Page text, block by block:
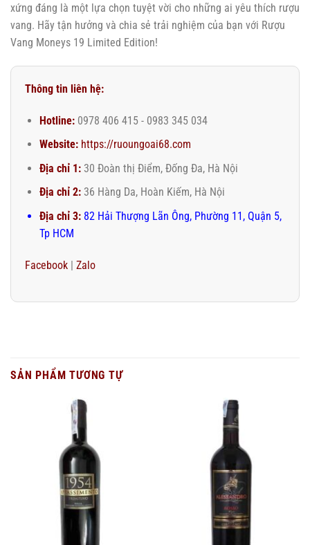
xứng đáng là một lựa chọn tuyệt vời cho những ai yêu thích rượu
vang. Hãy tận hưởng và chia sẻ trải nghiệm của bạn với Rượu
Vang Moneys 19 Limited Edition!
Thông tin liên hệ:
Hotline:0978 406 415 - 0983 345 034
Website: https://ruoungoai68.com
Địa chỉ 1:30 Đoàn thị Điểm, Đống Đa, Hà Nội
Địa chỉ 2:36 Hàng Da, Hoàn Kiếm, Hà Nội
Địa chỉ 3:82 Hải Thượng Lãn Ông, Phường 11, Quận 5,
Tp HCM
Facebook | Zalo
SẢN PHẨM TƯƠNG TỰ